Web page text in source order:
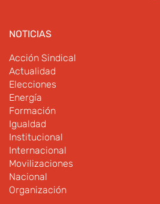
NOTICIAS
Acción Sindical
Actualidad
Elecciones
Energía
Formación
Igualdad
Institucional
Internacional
Movilizaciones
Nacional
Organización